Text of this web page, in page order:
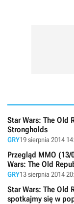
Star Wars: The Old
Strongholds
GRY19 sierpnia 2014
Przegląd MMO
Wars: The Old
GRY13 sierpnia 2014
Star Wars: The Old
spotkajmy się w